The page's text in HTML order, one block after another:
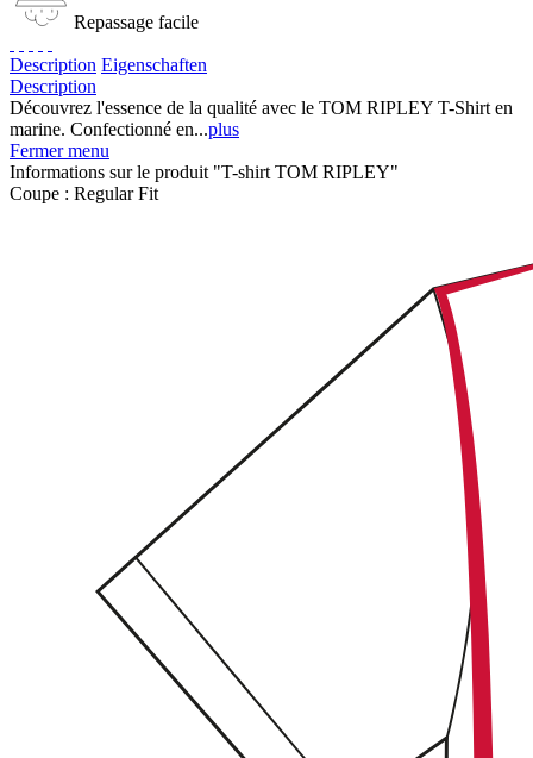
Repassage facile
Description Eigenschaften
Description
Découvrez l'essence de la qualité avec le TOM RIPLEY T-Shirt en
marine. Confectionné en...plus
Fermer menu
Informations sur le produit "T-shirt TOM RIPLEY"
Coupe : Regular Fit